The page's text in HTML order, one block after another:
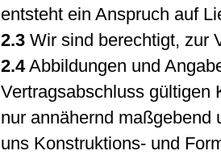
entsteht ein Anspruch auf
2.3 Wir sind berechtigt, zur
2.4Abbildungen und
Vertragsabschluss gültigen
nur annähernd maßgebend
uns Konstruktions- und